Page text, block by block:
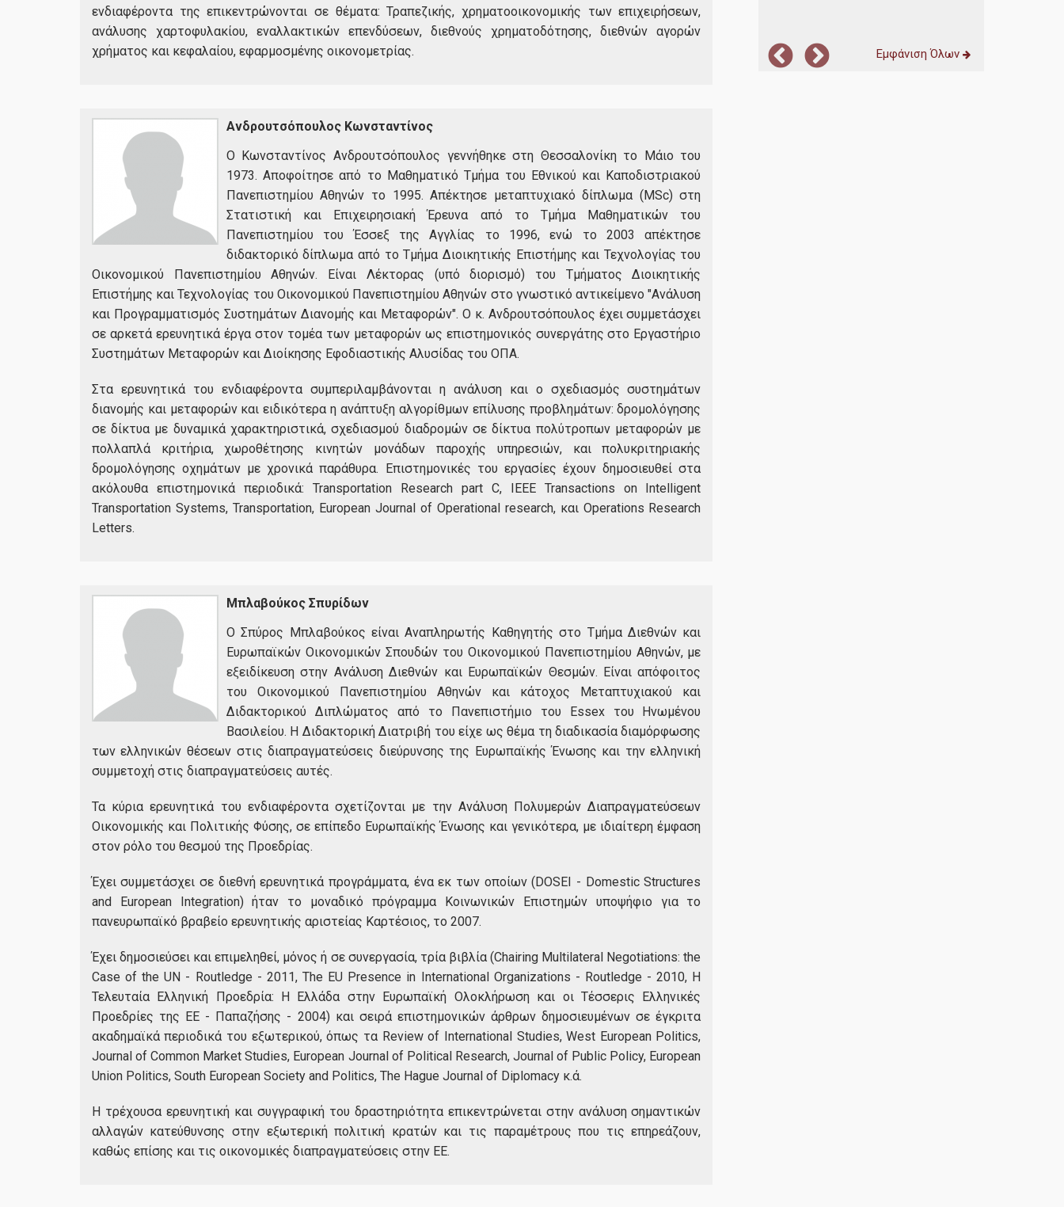
Πιστοποίηση
ενδιαφέροντα της επικεντρώνονται σε θέματα: Τραπεζικής, χρηματοοικονομικής των επιχειρήσεων,
ανάλυσης χαρτοφυλακίου, εναλλακτικών επενδύσεων, διεθνούς χρηματοδότησης, διεθνών αγορών
χρήματος και κεφαλαίου, εφαρμοσμένης οικονομετρίας.
Ανδρουτσόπουλος Κωνσταντίνος
Ο Κωνσταντίνος Ανδρουτσόπουλος γεννήθηκε στη Θεσσαλονίκη το Μάιο του
1973. Αποφοίτησε από το Μαθηματικό Τμήμα του Εθνικού και Καποδιστριακού
Πανεπιστημίου Αθηνών το 1995. Απέκτησε μεταπτυχιακό δίπλωμα (MSc) στη
Στατιστική και Επιχειρησιακή Έρευνα από το Τμήμα Μαθηματικών του
Πανεπιστημίου του Έσσεξ της Αγγλίας το 1996, ενώ το 2003 απέκτησε
διδακτορικό δίπλωμα από το Τμήμα Διοικητικής Επιστήμης και Τεχνολογίας του
Οικονομικού Πανεπιστημίου Αθηνών. Είναι Λέκτορας (υπό διορισμό) του Τμήματος Διοικητικής
Επιστήμης και Τεχνολογίας του Οικονομικού Πανεπιστημίου Αθηνών στο γνωστικό αντικείμενο "Ανάλυση
και Προγραμματισμός Συστημάτων Διανομής και Μεταφορών". Ο κ. Ανδρουτσόπουλος έχει συμμετάσχει
σε αρκετά ερευνητικά έργα στον τομέα των μεταφορών ως επιστημονικός συνεργάτης στο Εργαστήριο
Συστημάτων Μεταφορών και Διοίκησης Εφοδιαστικής Αλυσίδας του ΟΠΑ.
Στα ερευνητικά του ενδιαφέροντα συμπεριλαμβάνονται η ανάλυση και ο σχεδιασμός συστημάτων
διανομής και μεταφορών και ειδικότερα η ανάπτυξη αλγορίθμων επίλυσης προβλημάτων: δρομολόγησης
σε δίκτυα με δυναμικά χαρακτηριστικά, σχεδιασμού διαδρομών σε δίκτυα πολύτροπων μεταφορών με
πολλαπλά κριτήρια, χωροθέτησης κινητών μονάδων παροχής υπηρεσιών, και πολυκριτηριακής
δρομολόγησης οχημάτων με χρονικά παράθυρα. Επιστημονικές του εργασίες έχουν δημοσιευθεί στα
ακόλουθα επιστημονικά περιοδικά: Transportation Research part C, IEEE Transactions on Intelligent
Transportation Systems, Transportation, European Journal of Operational research, και Operations Research
Letters.
Μπλαβούκος Σπυρίδων
Ο Σπύρος Μπλαβούκος είναι Αναπληρωτής Καθηγητής στο Τμήμα Διεθνών και
Ευρωπαϊκών Οικονομικών Σπουδών του Οικονομικού Πανεπιστημίου Αθηνών, με
εξειδίκευση στην Ανάλυση Διεθνών και Ευρωπαϊκών Θεσμών. Είναι απόφοιτος
του Οικονομικού Πανεπιστημίου Αθηνών και κάτοχος Μεταπτυχιακού και
Διδακτορικού Διπλώματος από το Πανεπιστήμιο του Essex του Ηνωμένου
Βασιλείου. Η Διδακτορική Διατριβή του είχε ως θέμα τη διαδικασία διαμόρφωσης
των ελληνικών θέσεων στις διαπραγματεύσεις διεύρυνσης της Ευρωπαϊκής Ένωσης και την ελληνική
συμμετοχή στις διαπραγματεύσεις αυτές.
Τα κύρια ερευνητικά του ενδιαφέροντα σχετίζονται με την Ανάλυση Πολυμερών Διαπραγματεύσεων
Οικονομικής και Πολιτικής Φύσης, σε επίπεδο Ευρωπαϊκής Ένωσης και γενικότερα, με ιδιαίτερη έμφαση
στον ρόλο του θεσμού της Προεδρίας.
Έχει συμμετάσχει σε διεθνή ερευνητικά προγράμματα, ένα εκ των οποίων (DOSEI - Domestic Structures
and European Integration) ήταν το μοναδικό πρόγραμμα Κοινωνικών Επιστημών υποψήφιο για το
πανευρωπαϊκό βραβείο ερευνητικής αριστείας Καρτέσιος, το 2007.
Έχει δημοσιεύσει και επιμεληθεί, μόνος ή σε συνεργασία, τρία βιβλία (Chairing Multilateral Negotiations: the
Case of the UN - Routledge - 2011, The EU Presence in International Organizations - Routledge - 2010, Η
Τελευταία Ελληνική Προεδρία: Η Ελλάδα στην Ευρωπαϊκή Ολοκλήρωση και οι Τέσσερις Ελληνικές
Προεδρίες της ΕΕ - Παπαζήσης - 2004) και σειρά επιστημονικών άρθρων δημοσιευμένων σε έγκριτα
ακαδημαϊκά περιοδικά του εξωτερικού, όπως τα Review of International Studies, West European Politics,
Journal of Common Market Studies, European Journal of Political Research, Journal of Public Policy, European
Union Politics, South European Society and Politics, The Hague Journal of Diplomacy κ.ά.
Η τρέχουσα ερευνητική και συγγραφική του δραστηριότητα επικεντρώνεται στην ανάλυση σημαντικών
αλλαγών κατεύθυνσης στην εξωτερική πολιτική κρατών και τις παραμέτρους που τις επηρεάζουν,
καθώς επίσης και τις οικονομικές διαπραγματεύσεις στην ΕΕ.
Εμφάνιση Όλων